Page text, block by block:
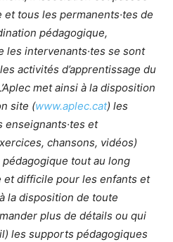
tous les permanents·tes de
pédagogique,
les intervenants·tes se sont
activités d’apprentissage du
met ainsi à la disposition
site (www.aplec.cat) les
et
chansons, vidéos)
tout au long
et difficile pour les enfants et
la disposition de toute
plus de détails ou qui
les supports pédagogiques